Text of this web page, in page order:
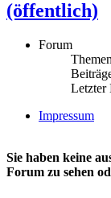
(öffentlich)
Forum
Themen
Letzter
Impressum
Sie haben keine
Forum zu sehen